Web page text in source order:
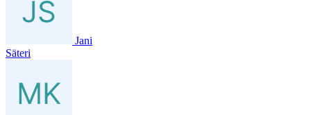
Jani
Säteri